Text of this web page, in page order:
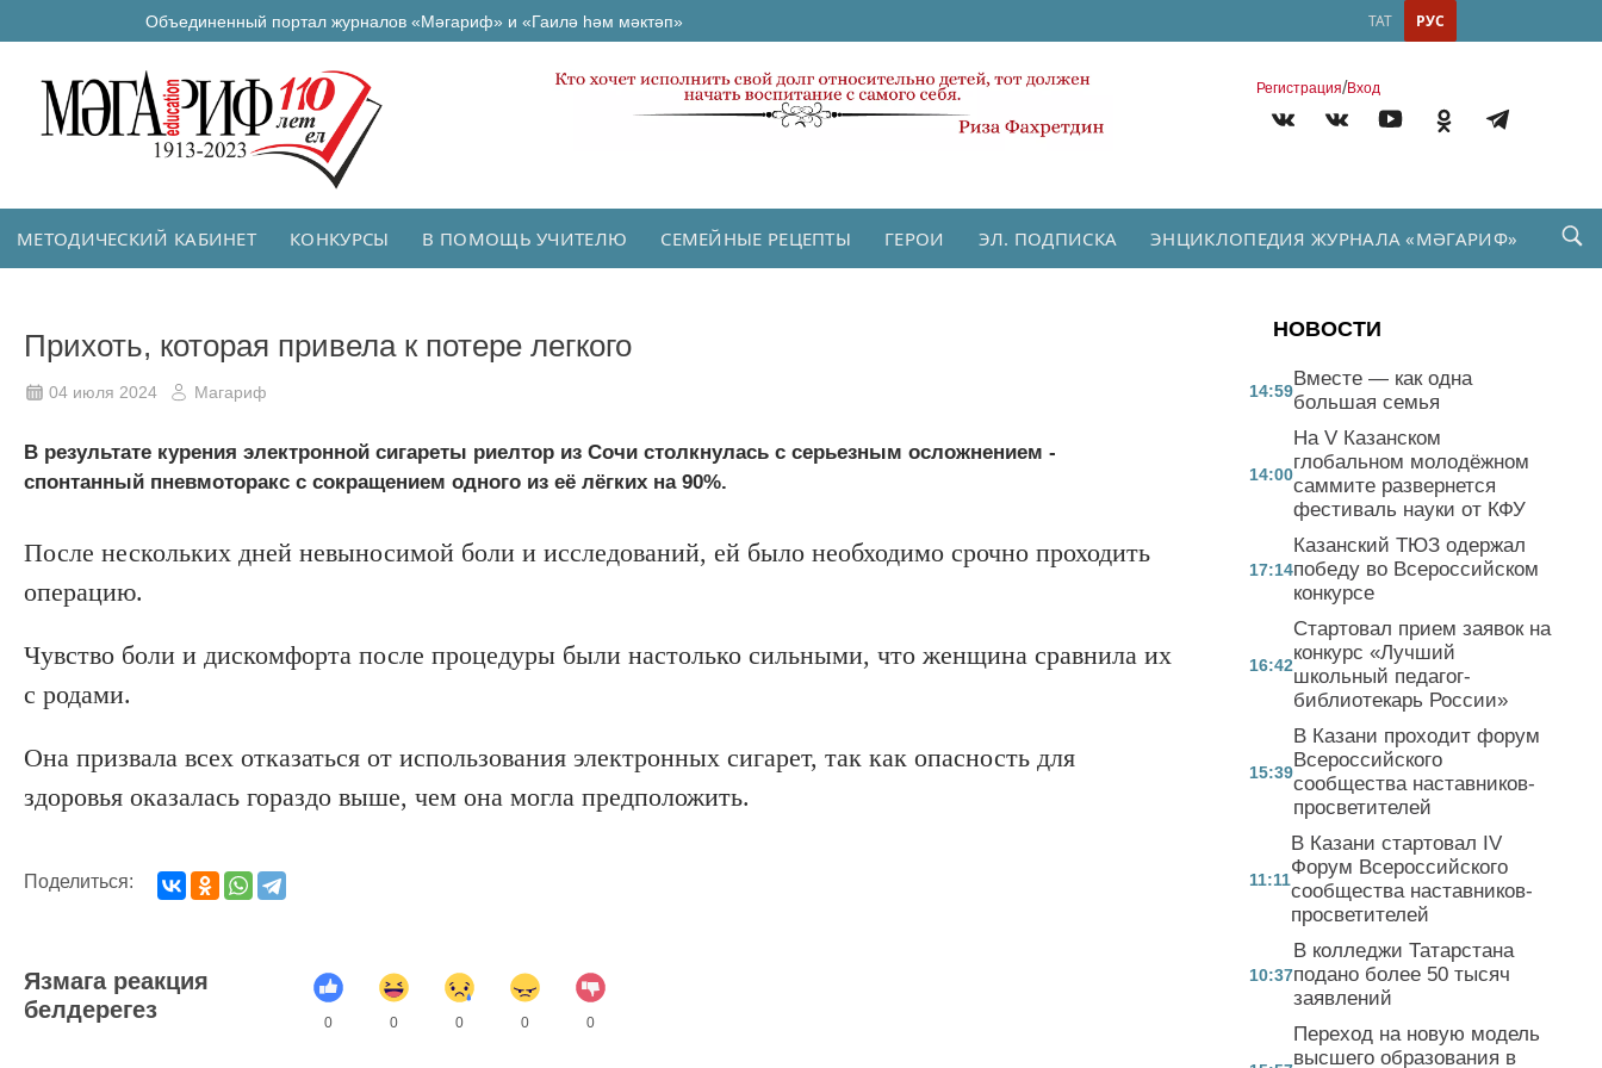
Объединенный портал журналов «Мәгариф» и «Гаилә һәм мәктәп» РУС
ТАТ
Регистрация/Вход
МЕТОДИЧЕСКИЙ КАБИНЕТ КОНКУРСЫ В ПОМОЩЬ УЧИТЕЛЮ СЕМЕЙНЫЕ РЕЦЕПТЫ ГЕРОИ ЭЛ. ПОДПИСКА ЭНЦИКЛОПЕДИЯ ЖУРНАЛА «МӘГАРИФ»
Прихоть, которая привела к потере легкого
04 июля 2024 Магариф
В результате курения электронной сигареты риелтор из Сочи столкнулась с серьезным осложнением -
спонтанный пневмоторакс с сокращением одного из её лёгких на 90%.
После нескольких дней невыносимой боли и исследований, ей было необходимо срочно проходить
операцию.
Чувство боли и дискомфорта после процедуры были настолько сильными, что женщина сравнила их
с родами.
Она призвала всех отказаться от использования электронных сигарет, так как опасность для
здоровья оказалась гораздо выше, чем она могла предположить.
Поделиться:
Язмага реакция
белдерегез
0 0 0 0 0
НОВОСТИ
14:59
Вместе — как одна
большая семья
14:00
На V Казанском
глобальном молодёжном
саммите развернется
фестиваль науки от КФУ
17:14
Казанский ТЮЗ одержал
победу во Всероссийском
конкурсе
16:42
Стартовал прием заявок на
конкурс «Лучший
школьный педагог-
библиотекарь России»
15:39
В Казани проходит форум
Всероссийского
сообщества наставников-
просветителей
11:11
В Казани стартовал IV
Форум Всероссийского
сообщества наставников-
просветителей
10:37
В колледжи Татарстана
подано более 50 тысяч
заявлений
Переход на новую модель
высшего образования в